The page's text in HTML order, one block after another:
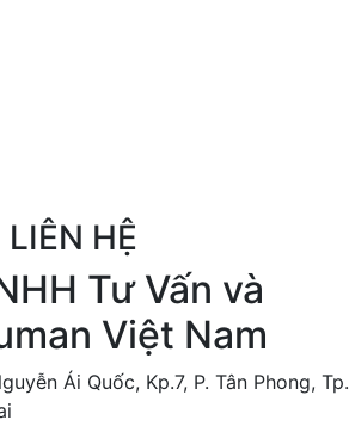
HỆ
Tư Vấn và
Việt Nam
Ái Quốc, Kp.7, P. Tân Phong, Tp.